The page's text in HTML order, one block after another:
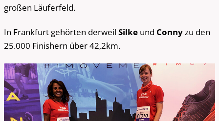
großen Läuferfeld.
In Frankfurt gehörten derweil Silke und Connyzu den
25.000 Finishern über 42,2km.